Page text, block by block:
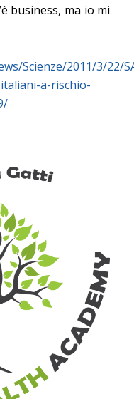
business, ma io mi
Scienze/2011/3/22/
a-rischio-